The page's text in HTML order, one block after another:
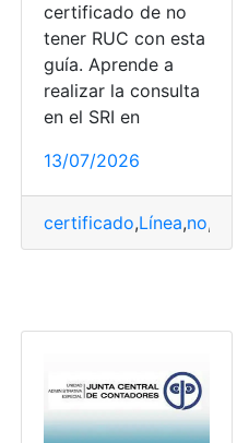
certificado de no
tener RUC con esta
guía. Aprende a
realizar la consulta
en el SRI en
13/07/2026
certificado,Línea,no,